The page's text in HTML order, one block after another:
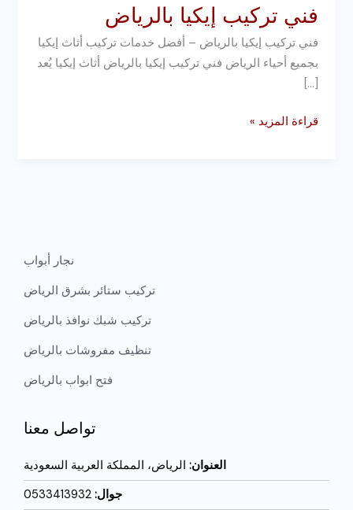
فني تركيب إيكيا بالرياض
فني تركيب إيكيا بالرياض – أفضل خدمات تركيب أثاث إيكيا
بجميع أحياء الرياض فني تركيب إيكيا بالرياض أثاث إيكيا يُعد
[…]
قراءة المزيد »
نجار أبواب
تركيب ستائر بشرق الرياض
تركيب شبك نوافذ بالرياض
تنظيف مفروشات بالرياض
فتح ابواب بالرياض
تواصل معنا
العنوان: الرياض، المملكة العربية السعودية
جوال: 0533413932